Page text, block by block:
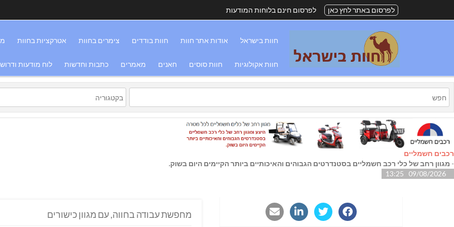
לפרסום באתר לחץ כאן לפרסום חינם בלוחות המודעות
חוות בישראל אודות אתר חוות חוות בודדים צימרים בחוות אטרקציות בחוות
חוות אקולוגיות חוות סוסים חאנים מאמרים כתבות וחדשות לוח מודעות
רכבים חשמליים
- מגוון רחב של כלי רכב חשמליים בסטנדרטים הגבוהים והאיכותיים ביותר הקיימים היום בשוק.
09/08/2026 13:25
מחפשת עבודה בחווה, עם מגוון כישורים